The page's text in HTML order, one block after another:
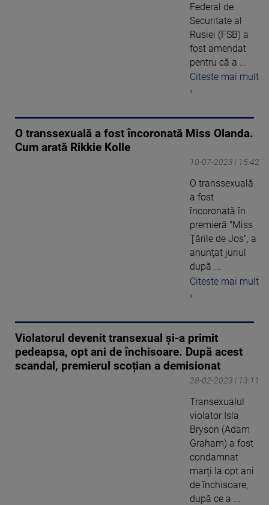
Federal de
Securitate al
Rusiei (FSB) a
fost amendat
pentru că a ...
Citeste mai mult
›
O transsexuală a fost încoronată Miss Olanda.
Cum arată Rikkie Kolle
10-07-2023 | 15:42
O transsexuală
a fost
încoronată în
premieră "Miss
Ţările de Jos", a
anunţat juriul
după ...
Citeste mai mult
›
Violatorul devenit transexual și-a primit
pedeapsa, opt ani de închisoare. După acest
scandal, premierul scoțian a demisionat
28-02-2023 | 13:11
Transexualul
violator Isla
Bryson (Adam
Graham) a fost
condamnat
marți la opt ani
de închisoare,
după ce a ...